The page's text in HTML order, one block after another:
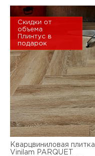
Скидки от
объема
Плинтус в
подарок
Кварцвиниловая плитка
Vinilam PARQUET